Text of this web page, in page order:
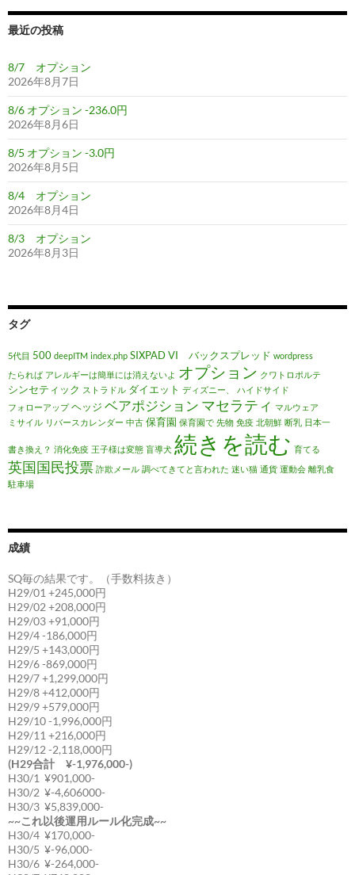
最近の投稿
8/7 オプション
2026年8月7日
8/6 オプション -236.0円
2026年8月6日
8/5 オプション -3.0円
2026年8月5日
8/4 オプション
2026年8月4日
8/3 オプション
2026年8月3日
タグ
5代目 500 deepITM index.php SIXPADVI バックスプレッド wordpress
たられば アレルギーは簡単には消えないよ オプション クワトロポルテ
シンセティック ストラドル ダイエット ディズニー、
ハイドサイド
フォローアップ ヘッジ ベアポジション マセラティ マルウェア
ミサイル リバースカレンダー 中古 保育園 保育園で 先物 免疫 北朝鮮 断乳 日本一
書き換え？ 消化免疫 王子様は変態 盲導犬 続きを読む 育てる
英国国民投票 詐欺メール 調べてきてと言われた 迷い猫 通貨 運動会 離乳食
駐車場
成績
SQ毎の結果です。（手数料抜き）
H29/01 +245,000円
H29/02 +208,000円
H29/03 +91,000円
H29/4 -186,000円
H29/5 +143,000円
H29/6 -869,000円
H29/7 +1,299,000円
H29/8 +412,000円
H29/9 +579,000円
H29/10 -1,996,000円
H29/11 +216,000円
H29/12 -2,118,000円
(H29合計 ¥-1,976,000-)
H30/1 ¥901,000-
H30/2 ¥-4,606000-
H30/3 ¥5,839,000-
~~これ以後運用ルール化完成~~
H30/4 ¥170,000-
H30/5 ¥-96,000-
H30/6 ¥-264,000-